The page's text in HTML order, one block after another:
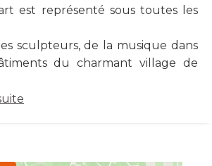
est représenté sous toutes les
sculpteurs, de la musique dans
du charmant village de